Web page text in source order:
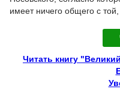
имеет ничего общего с
Читать книгу